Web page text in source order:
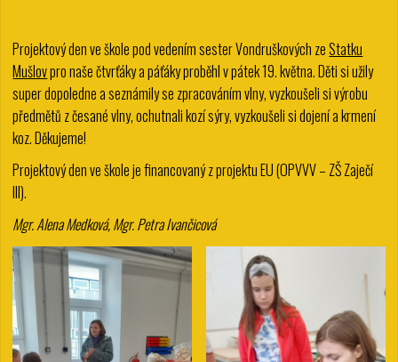
Projektový den ve škole pod vedením sester Vondruškových zeStatku
Mušlovpro naše čtvrťáky a páťáky proběhl v pátek 19. května. Děti si užily
super dopoledne a seznámily se zpracováním vlny, vyzkoušeli si výrobu
předmětů z česané vlny, ochutnali kozí sýry, vyzkoušeli si dojení a krmení
koz. Děkujeme!
Projektový den ve škole je financovaný z projektu EU (OPVVV – ZŠ Zaječí
III).
Mgr. Alena Medková, Mgr. Petra Ivančicová